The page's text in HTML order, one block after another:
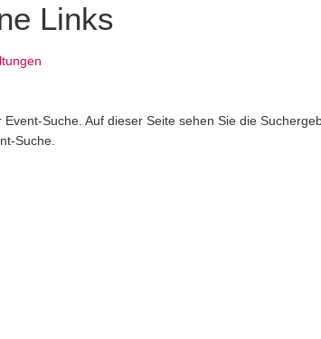
Links
Suche. Auf dieser Seite sehen Sie die
Suche.